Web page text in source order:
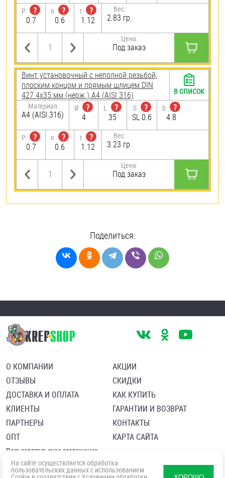
P
?
0.7
n
?
0.6
t
?
1.12
Вес:
2.83 гр.
Цена:
Под заказ
Винт установочный с неполной резьбой,
плоским концом и прямым шлицем DIN
427 4х35 мм (нерж.) A4 (AISI 316)
Материал
A4 (AISI 316)
Ø
?
4
L
?
35
S
?
SL 0.6
b
?
4.8
P
?
0.7
n
?
0.6
t
?
1.12
Вес:
3.23 гр.
Цена:
Под заказ
В СПИСОК
Поделиться:
О КОМПАНИИ
ОТЗЫВЫ
ДОСТАВКА И ОПЛАТА
КЛИЕНТЫ
ПАРТНЕРЫ
ОПТ
АКЦИИ
СКИДКИ
КАК КУПИТЬ
ГАРАНТИИ И ВОЗВРАТ
КОНТАКТЫ
КАРТА САЙТА
Пользовательское соглашение
Политика в отношении обработки персональных данных
Согласие посетителя сайта на обработку персональных данны
На сайте осуществляется обработка
пользовательских данных с использованием